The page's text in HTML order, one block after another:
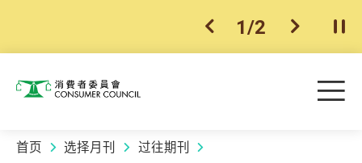
上一个
1/2 下一个开
消费者委员会 目
首页 选择月刊 过往期刊